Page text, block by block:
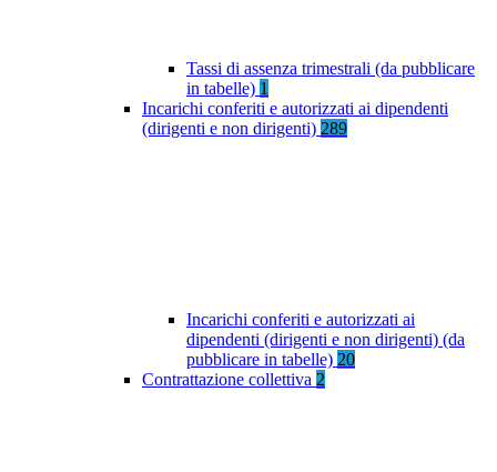
Tassi di assenza trimestrali (da pubblicare
in tabelle) 1
Incarichi conferiti e autorizzati ai dipendenti
(dirigenti e non dirigenti) 289
Incarichi conferiti e autorizzati ai
dipendenti (dirigenti e non dirigenti) (da
pubblicare in tabelle) 20
Contrattazione collettiva 2